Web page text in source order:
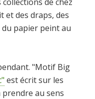
et des draps, des
papier peint au
"Motif Big
est écrit sur les
au sens